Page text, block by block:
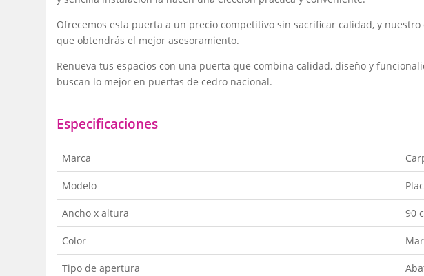
Ofrecemos esta puerta a un precio competitivo sin sacrificar calidad, y
que obtendrás el mejor asesoramiento.
Renueva tus espacios con una puerta que combina calidad, diseño y
buscan lo mejor en puertas de cedro nacional.
Especificaciones
Marca
Modelo
Ancho x altura 90
Color
Tipo de apertura